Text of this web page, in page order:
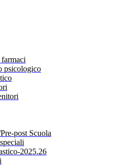
psicologico
post Scuola
2025.26